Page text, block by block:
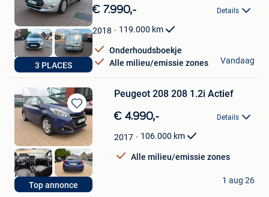
in
Mijn
Favorieten
3 PLACES
€ 7.990,- Details
2018 119.000 km
Onderhoudsboekje
Alle milieu/emissie zones
Nico
Dilbeek
Vandaag
Bewaren
in
Mijn
Favorieten
Top annonce
Peugeot 208 208 1.2i Actief
€ 4.990,- Details
2017 106.000 km
Alle milieu/emissie zones
Nico
Dilbeek
1 aug 26